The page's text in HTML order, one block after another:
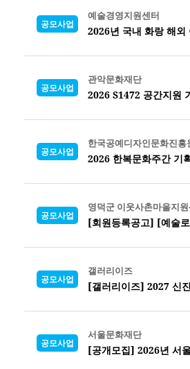
공모사업
예술경영지원센터
2026년 국내 화랑 해외
공모사업
관악문화재단
2026 S1472 공간지원
공모사업
한국공예디자인문화진흥
2026 한복문화주간 기
공모사업
영덕군 이웃사촌마을지
[회원등록공고] [예술
공모사업
갤러리이즈
[갤러리이즈] 2027 신
공모사업
서울문화재단
[공개모집] 2026년 서